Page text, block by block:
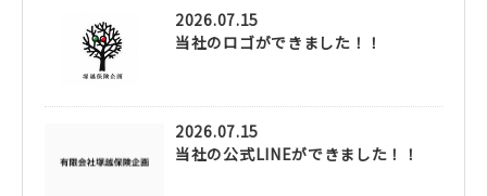
2026.07.15
当社のロゴができました！！
2026.07.15
当社の公式LINEができました！！